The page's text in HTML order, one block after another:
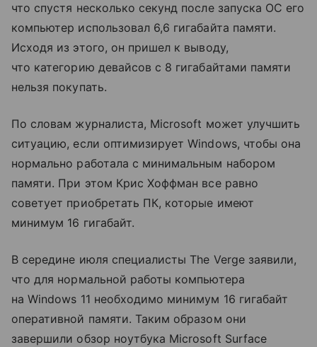
что спустя несколько секунд после запуска ОС его
компьютер использовал 6,6 гигабайта памяти.
Исходя из этого, он пришел к выводу,
что категорию девайсов с 8 гигабайтами памяти
нельзя покупать.
По словам журналиста, Microsoft может улучшить
ситуацию, если оптимизирует Windows, чтобы она
нормально работала с минимальным набором
памяти. При этом Крис Хоффман все равно
советует приобретать ПК, которые имеют
минимум 16 гигабайт.
В середине июля специалисты The Verge заявили,
что для нормальной работы компьютера
на Windows 11 необходимо минимум 16 гигабайт
оперативной памяти. Таким образом они
завершили обзор ноутбука Microsoft Surface